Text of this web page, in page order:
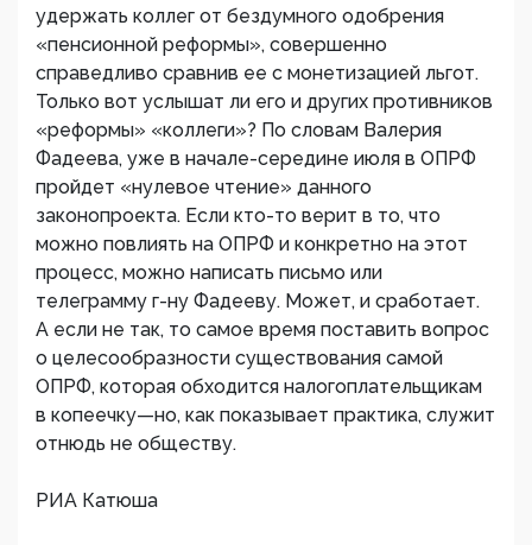
удержать коллег от бездумного одобрения
«пенсионной реформы», совершенно
справедливо сравнив ее с монетизацией льгот.
Только вот услышат ли его и других противников
«реформы» «коллеги»? По словам Валерия
Фадеева, уже в начале-середине июля в ОПРФ
пройдет «нулевое чтение» данного
законопроекта. Если кто-то верит в то, что
можно повлиять на ОПРФ и конкретно на этот
процесс, можно написать письмо или
телеграмму г-ну Фадееву. Может, и сработает.
А если не так, то самое время поставить вопрос
о целесообразности существования самой
ОПРФ, которая обходится налогоплательщикам
в копеечку—но, как показывает практика, служит
отнюдь не обществу.
РИА Катюша